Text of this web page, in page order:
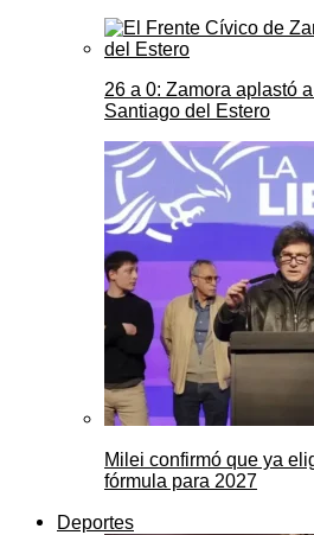
26 a 0: Zamora aplastó
Santiago del Estero
Milei confirmó que ya
fórmula para 2027
Deportes